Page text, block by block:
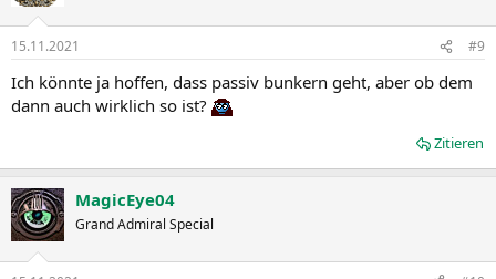
15.11.2021 #9
Ich könnte ja hoffen, dass passiv bunkern geht, aber ob dem
dann auch wirklich so ist?
Zitieren
MagicEye04
Grand Admiral Special